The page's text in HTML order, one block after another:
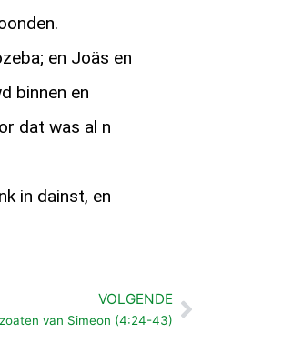
en Joäs en
binnen en
dat was al n
in dainst, en
VOLGENDE
van Simeon (4:24-43)Volgende